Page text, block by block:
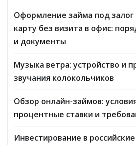
Оформление займа под залог
карту без визита в офис:
и документы
Музыка ветра: устройство и
звучания колокольчиков
Обзор онлайн-займов:
процентные ставки и
Инвестирование в